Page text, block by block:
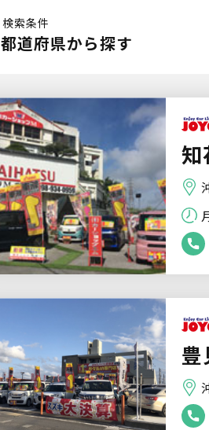
検索条件
都道府県から探す
知
豊